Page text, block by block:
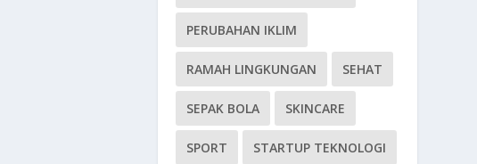
PERUBAHAN IKLIM
RAMAH LINGKUNGAN SEHAT
SEPAK BOLA SKINCARE
SPORT STARTUP TEKNOLOGI